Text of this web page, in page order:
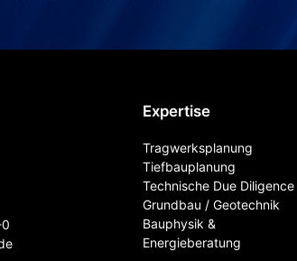
Expertise
Tragwerksplanung
Tiefbauplanung
Technische Due Diligence
Grundbau / Geotechnik
Bauphysik &
Energieberatung